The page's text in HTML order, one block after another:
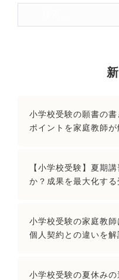
索:
小学校受験の願書の
ポイントを家庭教師が
【小学校受験】夏期
か？成果を最大化す
小学校受験の家庭教師
個人契約との違いを解
小学校受験の夏休み